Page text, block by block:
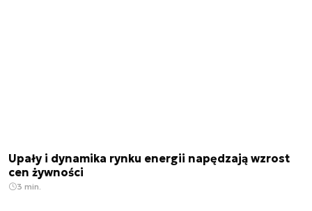
Upały i dynamika rynku energii napędzają wzrost
cen żywności
3 min.